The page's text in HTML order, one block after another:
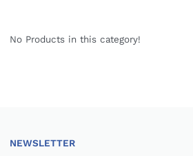
No Products in this category!
NEWSLETTER